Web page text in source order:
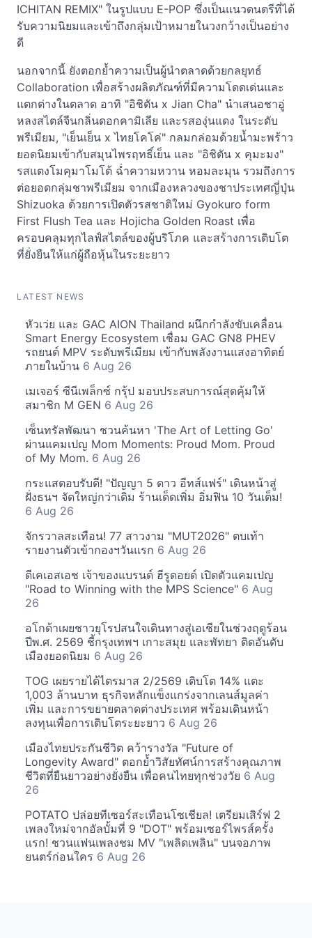
ICHITAN REMIX" ในรูปแบบ E-POP ซึ่งเป็นแนวดนตรีที่ได้
รับความนิยมและเข้าถึงกลุ่มเป้าหมายในวงกว้างเป็นอย่าง
ดี
นอกจากนี้ ยังตอกย้ำความเป็นผู้นำตลาดด้วยกลยุทธ์
Collaboration เพื่อสร้างผลิตภัณฑ์ที่มีความโดดเด่นและ
แตกต่างในตลาด อาทิ "อิชิตัน x Jian Cha" นำเสนอชาอู่
หลงสไตล์จีนกลิ่นดอกคามิเลีย และรสองุ่นแดง ในระดับ
พรีเมียม, "เย็นเย็น x ไทยโคโค่" กลมกล่อมด้วยน้ำมะพร้าว
ยอดนิยมเข้ากับสมุนไพรฤทธิ์เย็น และ "อิชิตัน x คุมะมง"
รสแตงโมคุมาโมโต้ ฉ่ำความหวาน หอมละมุน รวมถึงการ
ต่อยอดกลุ่มชาพรีเมียม จากเมืองหลวงของชาประเทศญี่ปุ่น
Shizuoka ด้วยการเปิดตัวรสชาติใหม่ Gyokuro form
First Flush Tea และ Hojicha Golden Roast เพื่อ
ครอบคลุมทุกไลฟ์สไตล์ของผู้บริโภค และสร้างการเติบโต
ที่ยั่งยืนให้แก่ผู้ถือหุ้นในระยะยาว
LATEST NEWS
หัวเว่ย และ GAC AION Thailand ผนึกกำลังขับเคลื่อน
Smart Energy Ecosystem เชื่อม GAC GN8 PHEV
รถยนต์ MPV ระดับพรีเมียม เข้ากับพลังงานแสงอาทิตย์
ภายในบ้าน 6 Aug 26
เมเจอร์ ซีนีเพล็กซ์ กรุ้ป มอบประสบการณ์สุดคุ้มให้
สมาชิก M GEN 6 Aug 26
เซ็นทรัลพัฒนา ชวนค้นหา 'The Art of Letting Go'
ผ่านแคมเปญ Mom Moments: Proud Mom. Proud
of My Mom. 6 Aug 26
กระแสตอบรับดี! "ปัญญา 5 ดาว อีทส์แฟร์" เดินหน้าสู่
ฝั่งธนฯ จัดใหญ่กว่าเดิม ร้านเด็ดเพิ่ม อิ่มฟิน 10 วันเต็ม!
6 Aug 26
จักรวาลสะเทือน! 77 สาวงาม "MUT2026" ตบเท้า
รายงานตัวเข้ากองฯวันแรก 6 Aug 26
ดีเคเอสเอช เจ้าของแบรนด์ ฮีรูดอยด์ เปิดตัวแคมเปญ
"Road to Winning with the MPS Science" 6 Aug
26
อโกด้าเผยชาวยุโรปสนใจเดินทางสู่เอเชียในช่วงฤดูร้อน
ปีพ.ศ. 2569 ชี้กรุงเทพฯ เกาะสมุย และพัทยา ติดอันดับ
เมืองยอดนิยม 6 Aug 26
TOG เผยรายได้ไตรมาส 2/2569 เติบโต 14% แตะ
1,003 ล้านบาท ธุรกิจหลักแข็งแกร่งจากเลนส์มูลค่า
เพิ่ม และการขยายตลาดต่างประเทศ พร้อมเดินหน้า
ลงทุนเพื่อการเติบโตระยะยาว 6 Aug 26
เมืองไทยประกันชีวิต คว้ารางวัล "Future of
Longevity Award" ตอกย้ำวิสัยทัศน์การสร้างคุณภาพ
ชีวิตที่ยืนยาวอย่างยั่งยืน เพื่อคนไทยทุกช่วงวัย 6 Aug
26
POTATO ปล่อยทีเซอร์สะเทือนโซเชียล! เตรียมเสิร์ฟ 2
เพลงใหม่จากอัลบั้มที่ 9 "DOT" พร้อมเซอร์ไพรส์ครั้ง
แรก! ชวนแฟนเพลงชม MV "เพลิดเพลิน" บนจอภาพ
ยนตร์ก่อนใคร 6 Aug 26